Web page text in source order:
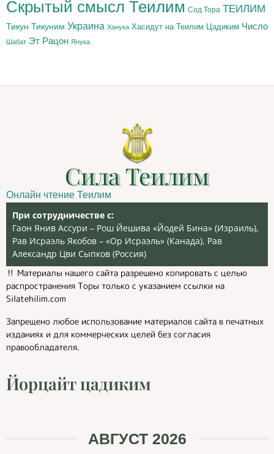
Скрытый смысл Теилим Сод Тора ТЕИЛИМ
Тикун Тикуним Украина Ханука Хасидут на Теилим Цадиким Число
Шабат Эт Рацон Янука
Сила Теилим
Онлайн чтение Теилим
При сотрудничестве с:
Гаон Янив Ассури – Рош Йешива «Йодей Бина» (Израиль),
Рав Исраэль Якобов – «Ор Исраэль» (Канада), Рав
Александр Цви Сыпков (Россия)
‼️ Материалы нашего сайта разрешено копировать с целью
распространения Торы только с указанием ссылки на
Silatehilim.com
Запрещено любое использование материалов сайта в печатных
изданиях и для коммерческих целей без согласия
правообладателя.
Йорцайт цадиким
АВГУСТ 2026